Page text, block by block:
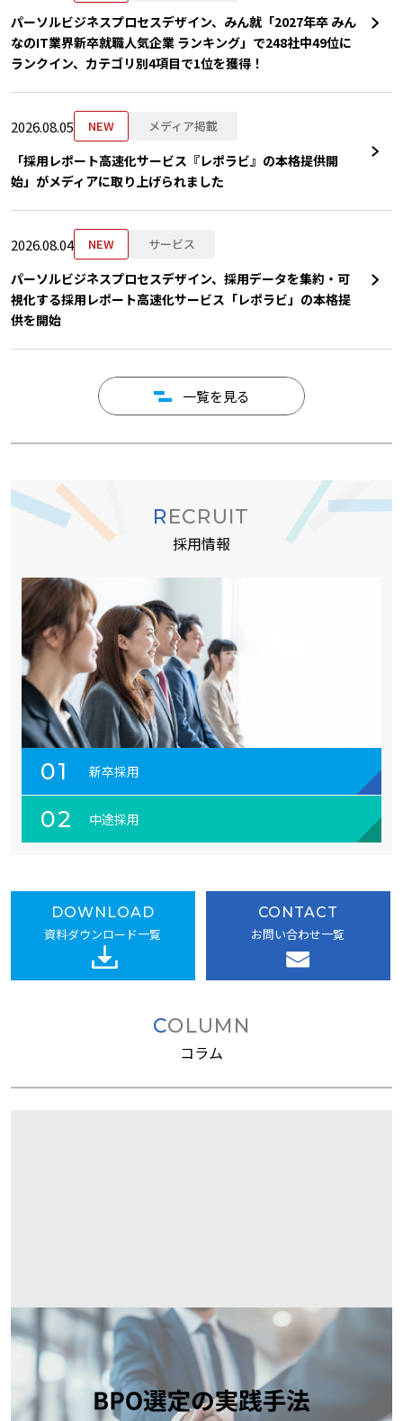
パーソルビジネスプロセスデザイン、みん就「2027年卒 みん
なのIT業界新卒就職人気企業 ランキング」で248社中49位に
ランクイン、カテゴリ別4項目で1位を獲得！
2026.08.05 NEW メディア掲載
「採用レポート高速化サービス『レポラビ』の本格提供開
始」がメディアに取り上げられました
2026.08.04 NEW サービス
パーソルビジネスプロセスデザイン、採用データを集約・可
視化する採用レポート高速化サービス「レポラビ」の本格提
供を開始
一覧を見る
RECRUIT
採用情報
01 新卒採用
02 中途採用
資料ダウンロード一覧
DOWNLOAD
お問い合わせ一覧
CONTACT
COLUMN
コラム